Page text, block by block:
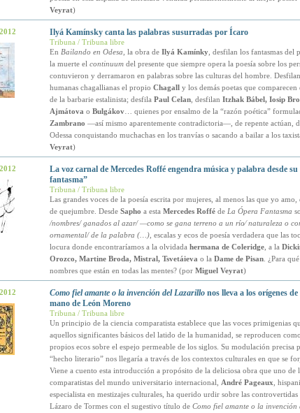
Veyrat)
Ilyá Kamínsky canta las palabras susurradas por Ícaro
Tribuna / Tribuna libre
En Bailando en Odesa , la obra de Ilyá Kamínky, desfilan los fantasmas del
la muerte el continuumdel presente que siempre opera la poesía sobre los
contuvieron y derramaron en palabras sobre las culturas del hombre.
humanas chagallianas el propio Chagally los demás poetas que comparecen
de la barbarie estalinista; desfila Paul Celan, desfilan Itzhak Bábel, Iosip
Ajmátova o Bulgákov… quienes por ensalmo de la “razón poética”
Zambrano —así mismo aparentemente contradictoria—, de repente actúan,
Odessa conquistando muchachas en los tranvías o sacando a bailar a los
Veyrat)
La voz carnal de Mercedes Roffé engendra música y palabra desde su
fantasma”
Tribuna / Tribuna libre
Las grandes voces de la poesía escrita por mujeres, al menos las que yo amo,
de quejumbre. Desde Sapho a esta Mercedes Rofféde La Ópera Fantasma
/nombres/ ganados al azar/ —como se gana terreno a un río⁄ naturaleza o
ornamental/ de la palabra (…), escalas y ecos de poesía verdadera que las
locura donde encontraríamos a la olvidada hermana de Coleridge, a la
Orozco, Martine Broda, Mistral, Tsvetáieva o la Dame de Pisan. ¿Para
nombres que están en todas las mentes? (por Miguel Veyrat)
Como fiel amante o la invención del Lazarillonos lleva a los orígenes
mano de León Moreno
Tribuna / Tribuna libre
Un principio de la ciencia comparatista establece que las voces primigenias
aquellos significantes básicos del latido de la humanidad, se reproducen
propios ecos sobre el espejo permeable de los siglos. Su modulación precisa
“hecho literario” nos llegaría a través de los contextos culturales en que se
Viene a cuento esta introducción a propósito de la deliciosa obra que uno de
comparatistas del mundo universitario internacional,
André Pageaux ,
especialista en mestizajes culturales, ha querido urdir sobre las controvertidas
Lázaro de Tormes con el sugestivo título de Como fiel amante o la invención